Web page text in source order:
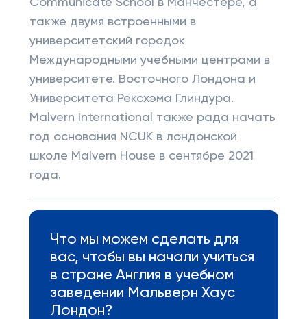
Communicate School в Манчестере, а
также двумя встроенными в
университетский городок
Международными учебными центрами в
университете. Восточного Лондона и
Университета Рексхэма Глиндура.
Malvern International также рада начать
год основания NCUK в лондонской
школе Malvern House в сентябре 2021
года.
Что мы можем сделать для
вас, чтобы вы начали учиться
в стране Англия в учебном
заведении Мальверн Хаус
Лондон?